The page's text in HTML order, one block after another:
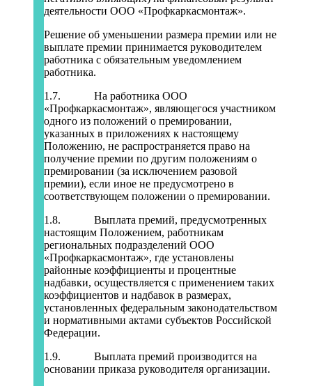
деятельности ООО «Профкаркасмонтаж».
Решение об уменьшении размера премии или не
выплате премии принимается руководителем
работника с обязательным уведомлением
работника.
1.7. На работника ООО
«Профкаркасмонтаж», являющегося участником
одного из положений о премировании,
указанных в приложениях к настоящему
Положению, не распространяется право на
получение премии по другим положениям о
премировании (за исключением разовой
премии), если иное не предусмотрено в
соответствующем положении о премировании.
1.8. Выплата премий, предусмотренных
настоящим Положением, работникам
региональных подразделений ООО
«Профкаркасмонтаж», где установлены
районные коэффициенты и процентные
надбавки, осуществляется с применением таких
коэффициентов и надбавок в размерах,
установленных федеральным законодательством
и нормативными актами субъектов Российской
Федерации.
1.9. Выплата премий производится на
основании приказа руководителя организации.